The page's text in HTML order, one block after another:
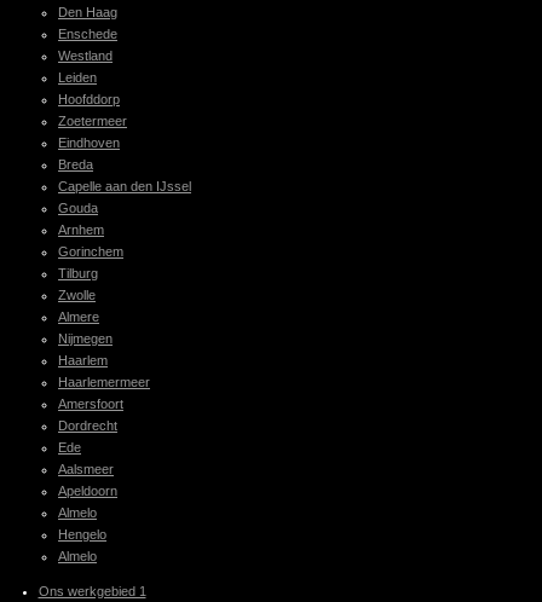
Den Haag
Enschede
Westland
Leiden
Hoofddorp
Zoetermeer
Eindhoven
Breda
Capelle aan den IJssel
Gouda
Arnhem
Gorinchem
Tilburg
Zwolle
Almere
Nijmegen
Haarlem
Haarlemermeer
Amersfoort
Dordrecht
Ede
Aalsmeer
Apeldoorn
Almelo
Hengelo
Almelo
Ons werkgebied 1